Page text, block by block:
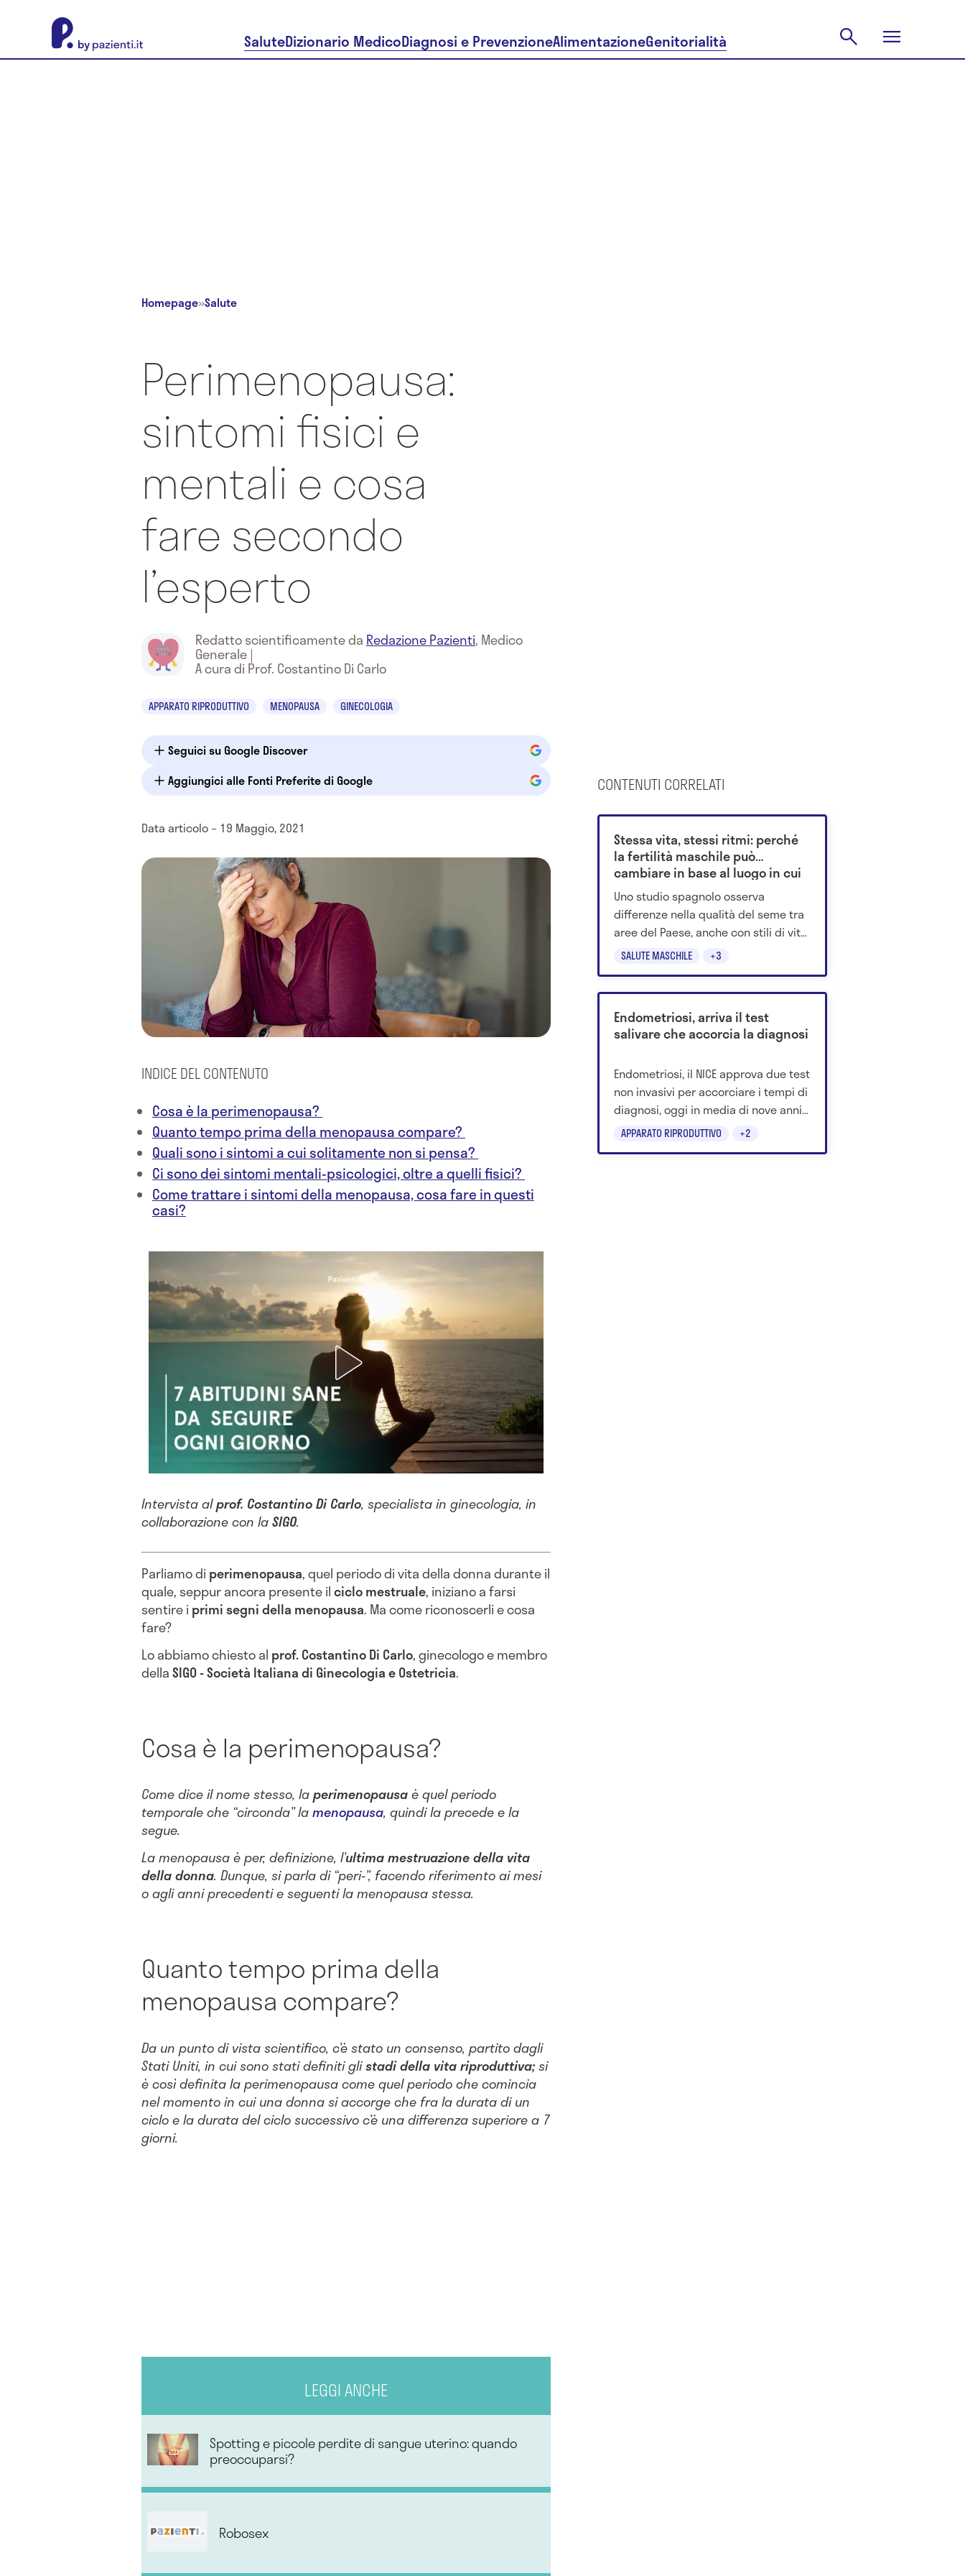
SaluteDizionario MedicoDiagnosi e PrevenzioneAlimentazioneGenitorialità
Homepage»Salute
Perimenopausa:
sintomi fisici e
mentali e cosa
fare secondo
l’esperto
Redatto scientificamente da Redazione Pazienti, Medico
Generale|
A cura di Prof. Costantino Di Carlo
APPARATO RIPRODUTTIVO MENOPAUSA GINECOLOGIA
Seguici su Google Discover
Aggiungici alle Fonti Preferite di Google
Data articolo – 19 Maggio, 2021
INDICE DEL CONTENUTO
Cosa è la perimenopausa?
Quanto tempo prima della menopausa compare?
Quali sono i sintomi a cui solitamente non si pensa?
Ci sono dei sintomi mentali-psicologici, oltre a quelli fisici?
Come trattare i sintomi della menopausa, cosa fare in questi
casi?
Intervista alprof. Costantino Di Carlo, specialista in ginecologia, in
collaborazione con laSIGO.
Parliamo di perimenopausa, quel periodo di vita della donna durante il
quale, seppur ancora presente ilciclo mestruale, iniziano a farsi
sentire i primi segni della menopausa. Ma come riconoscerli e cosa
fare?
Lo abbiamo chiesto al prof. Costantino Di Carlo, ginecologo e membro
dellaSIGO - Società Italiana di Ginecologia e Ostetricia.
Cosa è la perimenopausa?
Come dice il nome stesso, laperimenopausaè quel periodo
temporale che “circonda” lamenopausa, quindi la precede e la
segue.
La menopausa è per, definizione, l’ultima mestruazione della vita
della donna. Dunque, si parla di “peri-”, facendo riferimento ai mesi
o agli anni precedenti e seguenti la menopausa stessa.
Quanto tempo prima della
menopausa compare?
Da un punto di vista scientifico, c’è stato un consenso, partito dagli
Stati Uniti, in cui sono stati definiti glistadi della vita riproduttiva;si
è così definita la perimenopausa come quel periodo che comincia
nel momento in cui una donna si accorge che fra la durata di un
ciclo e la durata del ciclo successivo c’è una differenza superiore a 7
giorni.
LEGGI ANCHE
Spotting e piccole perdite di sangue uterino: quando
preoccuparsi?
Robosex
CONTENUTI CORRELATI
SALUTE MASCHILE +3
Stessa vita, stessi ritmi: perché
la fertilità maschile può
cambiare in base al luogo in cui
si vive
Uno studio spagnolo osserva
differenze nella qualità del seme tra
aree del Paese, anche con stili di vita
simili. L'ipotesi punta ai fattori
APPARATO RIPRODUTTIVO +2
Endometriosi, arriva il test
salivare che accorcia la diagnosi
Endometriosi, il NICE approva due test
non invasivi per accorciare i tempi di
diagnosi, oggi in media di nove anni
nel Regno Unito.